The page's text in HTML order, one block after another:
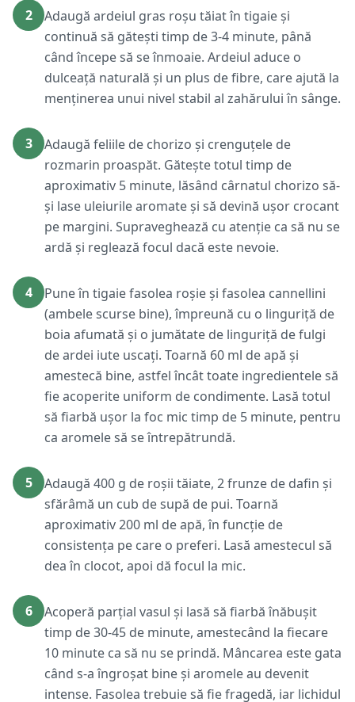
2
Adaugă ardeiul gras roșu tăiat în tigaie și
continuă să gătești timp de 3-4 minute, până
când începe să se înmoaie. Ardeiul aduce o
dulceață naturală și un plus de fibre, care ajută la
menținerea unui nivel stabil al zahărului în sânge.
3
Adaugă feliile de chorizo și crenguțele de
rozmarin proaspăt. Gătește totul timp de
aproximativ 5 minute, lăsând cârnatul chorizo să-
și lase uleiurile aromate și să devină ușor crocant
pe margini. Supraveghează cu atenție ca să nu se
ardă și reglează focul dacă este nevoie.
4
Pune în tigaie fasolea roșie și fasolea cannellini
(ambele scurse bine), împreună cu o linguriță de
boia afumată și o jumătate de linguriță de fulgi
de ardei iute uscați. Toarnă 60 ml de apă și
amestecă bine, astfel încât toate ingredientele să
fie acoperite uniform de condimente. Lasă totul
să fiarbă ușor la foc mic timp de 5 minute, pentru
ca aromele să se întrepătrundă.
5
Adaugă 400 g de roșii tăiate, 2 frunze de dafin și
sfărâmă un cub de supă de pui. Toarnă
aproximativ 200 ml de apă, în funcție de
consistența pe care o preferi. Lasă amestecul să
dea în clocot, apoi dă focul la mic.
6
Acoperă parțial vasul și lasă să fiarbă înăbușit
timp de 30-45 de minute, amestecând la fiecare
10 minute ca să nu se prindă. Mâncarea este gata
când s-a îngroșat bine și aromele au devenit
intense. Fasolea trebuie să fie fragedă, iar lichidul